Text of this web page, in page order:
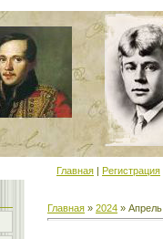
Главная | Регистрация
Главная » 2024 » Апрель